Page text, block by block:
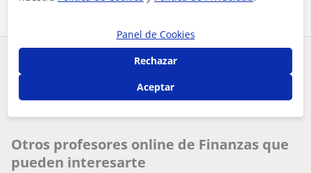
¿Hay algún error en este perfil?
Tus clases particulares On-line
Finanzas
Otros profesores online de Finanzas que
pueden interesarte
Panel de Cookies
Rechazar
Aceptar